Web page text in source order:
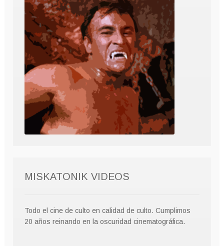
MISKATONIK VIDEOS
Todo el cine de culto en calidad de culto. Cumplimos
20 años reinando en la oscuridad cinematográfica.